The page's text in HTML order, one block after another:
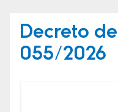
Decreto
055/2026